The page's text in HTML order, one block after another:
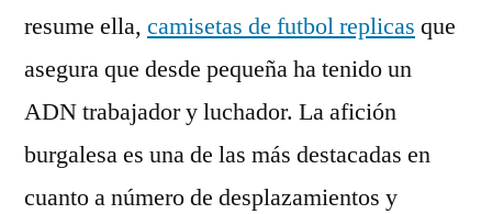
resume ella, camisetas de futbol replicas que
asegura que desde pequeña ha tenido un
ADN trabajador y luchador. La afición
burgalesa es una de las más destacadas en
cuanto a número de desplazamientos y